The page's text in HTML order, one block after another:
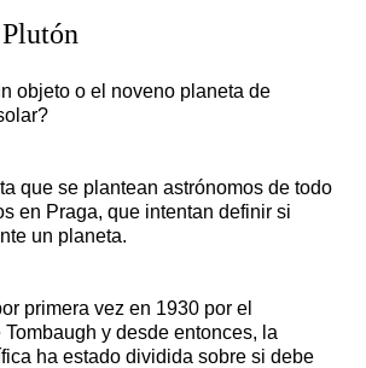
objeto o el noveno planeta de
que se plantean astrónomos de todo
en Praga, que intentan definir si
un planeta.
primera vez en 1930 por el
y desde entonces, la
ha estado dividida sobre si debe